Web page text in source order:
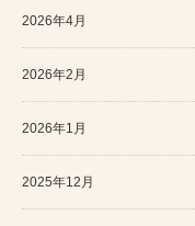
2026年4月
2026年2月
2026年1月
2025年12月